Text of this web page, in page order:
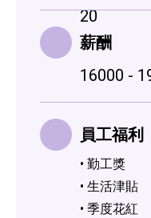
20
薪酬
16000 -
員工福利
• 勤工獎
• 生活津貼
• 季度花紅